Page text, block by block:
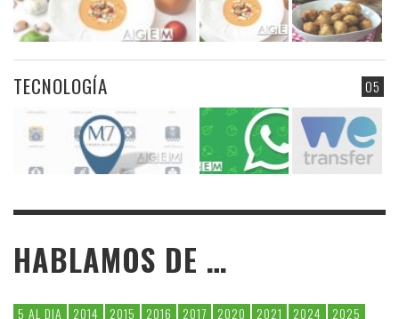
05
TECNOLOGÍA
HABLAMOS DE …
5 AL DIA 2014 2015 2016 2017 2020 2021 2024
2025